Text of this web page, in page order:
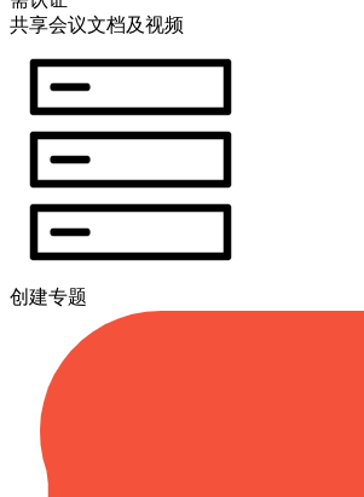
共享会议文档及视频
创建专题